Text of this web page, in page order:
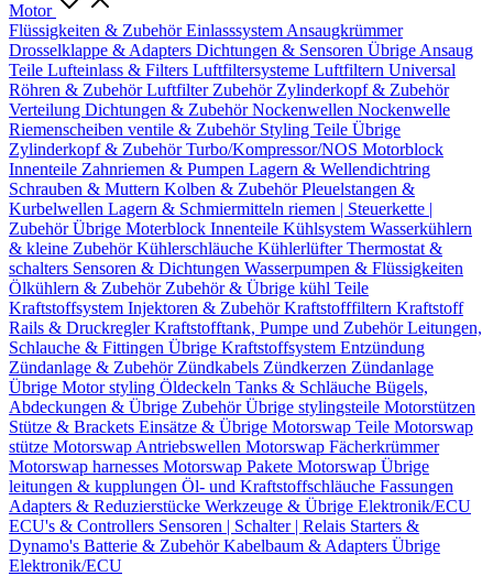
Motor
Flüssigkeiten & ZubehörEinlasssystem Ansaugkrümmer
Drosselklappe & Adapters Dichtungen & Sensoren Übrige Ansaug
Teile Lufteinlass & Filters Luftfiltersysteme Luftfiltern Universal
Röhren & ZubehörLuftfilter Zubehör Zylinderkopf & Zubehör
Verteilung Dichtungen & ZubehörNockenwellen Nockenwelle
Riemenscheiben ventile & Zubehör Styling Teile Übrige
Zylinderkopf & ZubehörTurbo/Kompressor/NOS Motorblock
Innenteile Zahnriemen & Pumpen Lagern & Wellendichtring
Schrauben & Muttern Kolben & ZubehörPleuelstangen &
Kurbelwellen Lagern & Schmiermitteln riemen | Steuerkette |
ZubehörÜbrige Moterblock Innenteile Kühlsystem Wasserkühlern
& kleine ZubehörKühlerschläuche KühlerlüfterThermostat &
schalters Sensoren & Dichtungen Wasserpumpen & Flüssigkeiten
Ölkühlern & Zubehör Zubehör & Übrige kühl Teile
Kraftstoffsystem Injektoren & ZubehörKraftstofffiltern Kraftstoff
Rails & DruckreglerKraftstofftank, Pumpe und ZubehörLeitungen,
Schlauche & Fittingen Übrige Kraftstoffsystem Entzündung
Zündanlage & Zubehör Zündkabels Zündkerzen Zündanlage
Übrige Motor styling Öldeckeln Tanks & Schläuche Bügels,
Abdeckungen & Übrige ZubehörÜbrige stylingsteile Motorstützen
Stütze & Brackets Einsätze & Übrige Motorswap Teile Motorswap
stütze Motorswap Antriebswellen Motorswap Fächerkrümmer
Motorswap harnesses Motorswap Pakete Motorswap Übrige
leitungen & kupplungen Öl- und Kraftstoffschläuche Fassungen
Adapters & Reduzierstücke Werkzeuge & Übrige Elektronik/ECU
ECU's & Controllers Sensoren | Schalter | Relais Starters &
Dynamo's Batterie & ZubehörKabelbaum & Adapters Übrige
Elektronik/ECU